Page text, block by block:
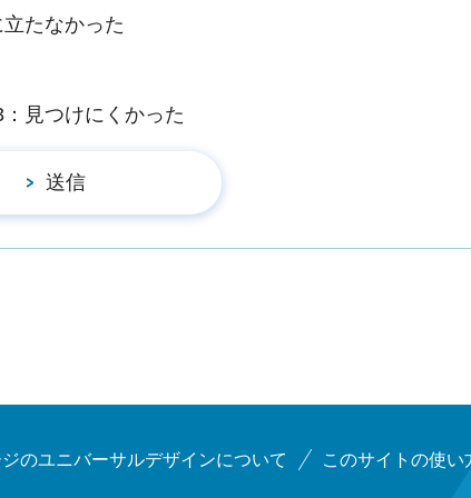
たなかった
：見つけにくかった
のユニバーサルデザインについて このサイトの使い